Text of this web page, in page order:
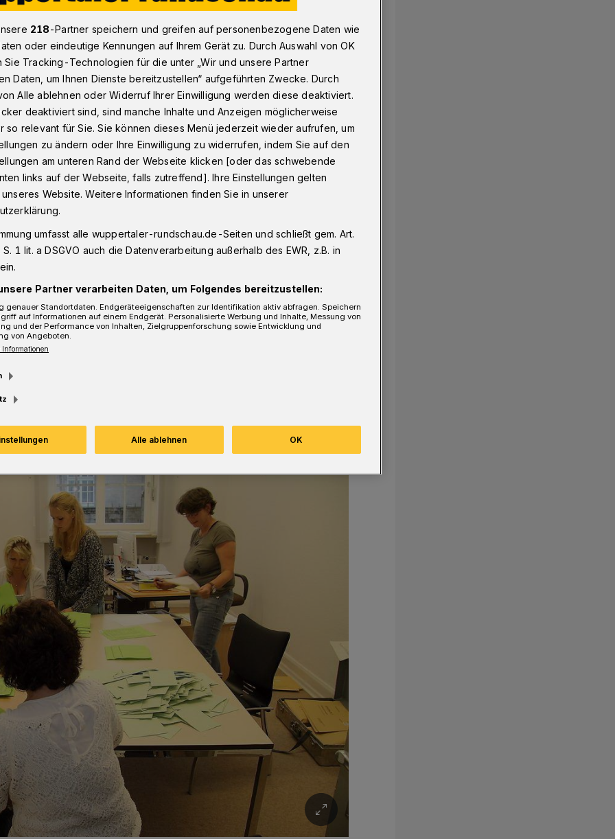
OB-Kandidaten live in der Wahl-Arena
Kandidaten live
Radio Wuppertal präsentieren die
um das Amt des Wuppertaler
Sie haben Fragen an die
mal stellen wollten? Dann nichts wie
218-Partner speichern und greifen auf personenbezogene Daten wie
oder eindeutige Kennungen auf Ihrem Gerät zu. Durch Auswahl von OK
Sie Tracking-Technologien für die unter „Wir und unsere Partner
Daten, um Ihnen Dienste bereitzustellen“ aufgeführten Zwecke. Durch
Alle ablehnen oder Widerruf Ihrer Einwilligung werden diese deaktiviert.
deaktiviert sind, sind manche Inhalte und Anzeigen möglicherweise
so relevant für Sie. Sie können dieses Menü jederzeit wieder aufrufen, um
zu ändern oder Ihre Einwilligung zu widerrufen, indem Sie auf den
am unteren Rand der Webseite klicken [oder das schwebende
links auf der Webseite, falls zutreffend]. Ihre Einstellungen gelten
Website. Weitere Informationen finden Sie in unserer
umfasst alle wuppertaler-rundschau.de-Seiten und schließt gem. Art.
1 lit. a DSGVO auch die Datenverarbeitung außerhalb des EWR, z.B. in
Partner verarbeiten Daten, um Folgendes bereitzustellen:
genauer Standortdaten. Endgeräteeigenschaften zur Identifikation aktiv abfragen. Speichern
auf Informationen auf einem Endgerät. Personalisierte Werbung und Inhalte, Messung von
und der Performance von Inhalten, Zielgruppenforschung sowie Entwicklung und
von Angeboten.
Alle ablehnen OK